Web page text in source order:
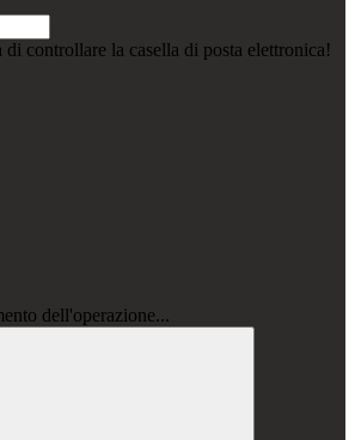
controllare la casella di posta elettronica!
dell'operazione...